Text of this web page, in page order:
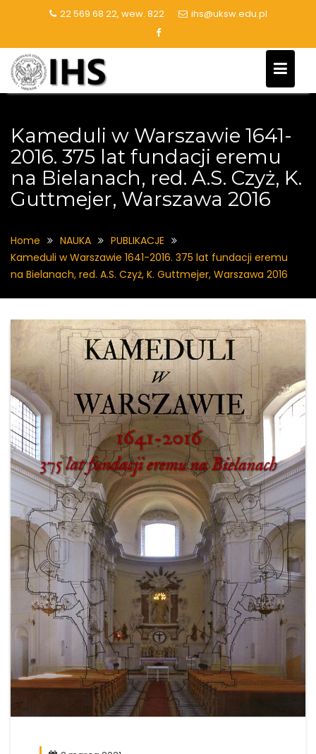
22 569 68 22, wew. 822 ihs@uksw.edu.pl
Kameduli w Warszawie 1641-
2016. 375 lat fundacji eremu
na Bielanach, red. A.S. Czyż, K.
Guttmejer, Warszawa 2016
Home NAUKA
PUBLIKACJE
Kameduli w Warszawie 1641-2016. 375 lat fundacji eremu
na Bielanach, red. A.S. Czyż, K. Guttmejer, Warszawa 2016